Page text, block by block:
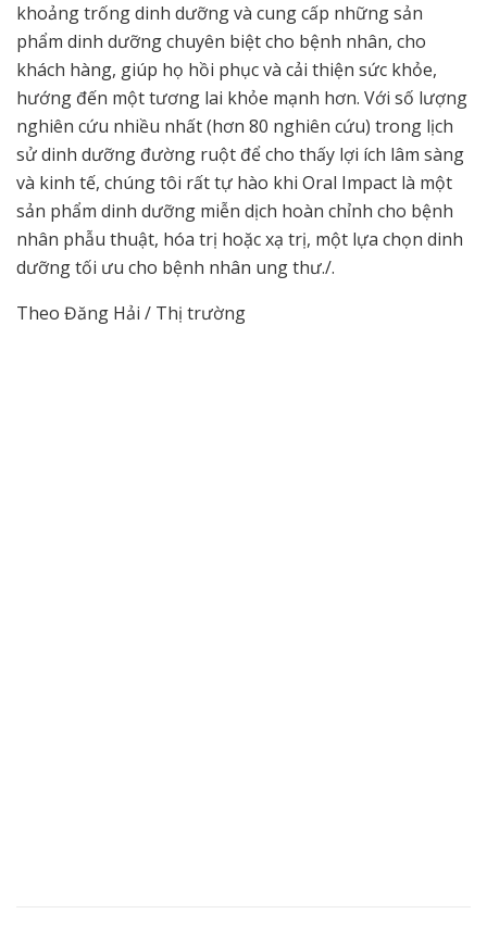
khoảng trống dinh dưỡng và cung cấp những sản
phẩm dinh dưỡng chuyên biệt cho bệnh nhân, cho
khách hàng, giúp họ hồi phục và cải thiện sức khỏe,
hướng đến một tương lai khỏe mạnh hơn. Với số lượng
nghiên cứu nhiều nhất (hơn 80 nghiên cứu) trong lịch
sử dinh dưỡng đường ruột để cho thấy lợi ích lâm sàng
và kinh tế, chúng tôi rất tự hào khi Oral Impact là một
sản phẩm dinh dưỡng miễn dịch hoàn chỉnh cho bệnh
nhân phẫu thuật, hóa trị hoặc xạ trị, một lựa chọn dinh
dưỡng tối ưu cho bệnh nhân ung thư./.
Theo Đăng Hải / Thị trường